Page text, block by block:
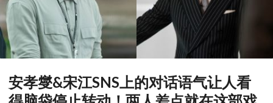
安孝燮&宋江SNS上的对话语气让人看